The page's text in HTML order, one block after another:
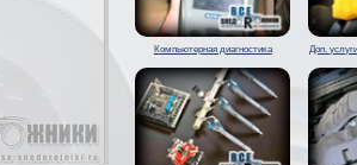
Компьютерная диагностика Доп.